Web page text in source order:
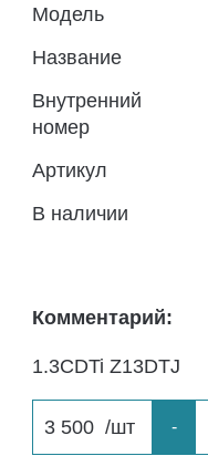
Модель
Название
Внутренний
номер
Артикул
В наличии
Комментарий:
1.3CDTi Z13DTJ
3 500 /шт -